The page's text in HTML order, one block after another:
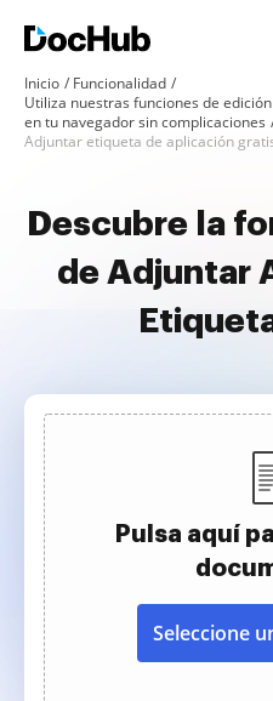
Inicio
Funcionalidad
Utiliza nuestras funciones de
en tu navegador sin complicaciones
Adjuntar etiqueta de aplicación
Descubre la
de Adjuntar
Pulsa aquí
Seleccione